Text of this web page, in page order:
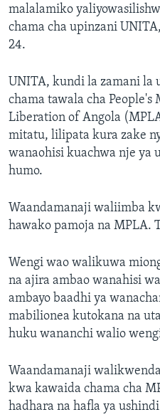
malalamiko
chama cha upinzani
24.
UNITA, kundi la zamani la
chama tawala cha People's
Liberation of Angola
mitatu, lilipata kura zake
wanaohisi kuachwa nje ya
humo.
Waandamanaji waliimba
hawako pamoja na MPLA.
Wengi wao walikuwa
na ajira ambao wanahisi
ambayo baadhi ya
mabilionea kutokana na
huku wananchi walio
Waandamanaji
kwa kawaida chama cha
hadhara na hafla ya